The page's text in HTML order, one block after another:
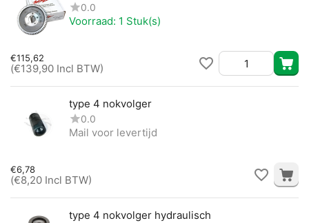
0.0
Voorraad: 1 Stuk(s)
€115,62
(€139,90 Incl BTW)
type 4 nokvolger
0.0
Mail voor levertijd
€6,78
(€8,20 Incl BTW)
type 4 nokvolger hydraulisch